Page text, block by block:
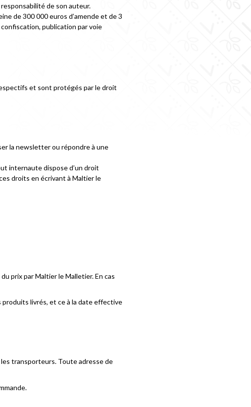
de son auteur.
de 300 000 euros d’amende et de 3
publication par voie
et sont protégés par le droit
la newsletter ou répondre à une
internaute dispose d’un droit
droits en écrivant à Maltier le
prix par Maltier le Malletier. En cas
produits livrés, et ce à la date effective
transporteurs. Toute adresse de